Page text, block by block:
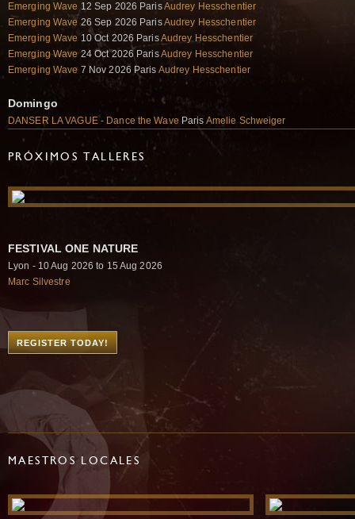
Emerging Wave 12 Sep 2026 ParisAudrey Hesschentier
Emerging Wave 26 Sep 2026 ParisAudrey Hesschentier
Emerging Wave 10 Oct 2026 ParisAudrey Hesschentier
Emerging Wave24 Oct 2026 ParisAudrey Hesschentier
Emerging Wave 7 Nov 2026 Paris Audrey Hesschentier
Domingo
DANSER LA VAGUE - Dance the Wave Paris Amelie Schweiger
PRÓXIMOS TALLERES
FESTIVAL ONE NATURE
Lyon - 10 Aug 2026 to 15 Aug 2026
Marc Silvestre
REGISTER TODAY!
MAESTROS LOCALES